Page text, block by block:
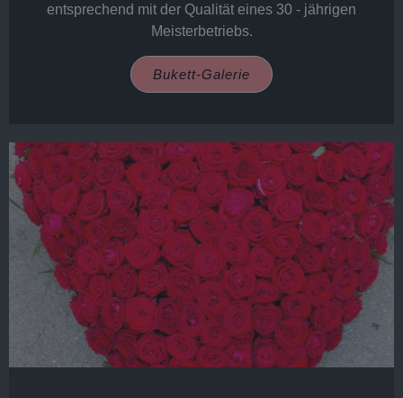
entsprechend mit der Qualität eines 30 - jährigen
Meisterbetriebs.
Bukett-Galerie